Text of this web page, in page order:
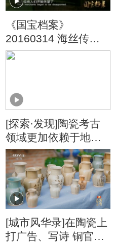
《国宝档案》
20160314 海丝传奇
——古船探秘
[探索·发现]陶瓷考古
领域更加依赖于地层
的叠压关系
[城市风华录]在陶瓷上
打广告、写诗 铜官窑